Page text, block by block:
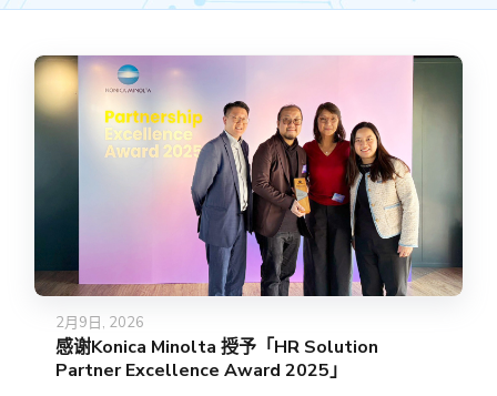
2月9日, 2026
感谢Konica Minolta 授予「HR Solution
Partner Excellence Award 2025」